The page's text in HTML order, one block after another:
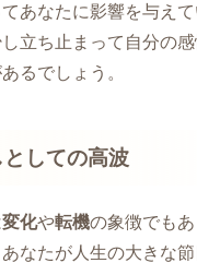
あなたに影響を与え
立ち止まって自分の
るでしょう。
しての高波
変化や転機の象徴でも
なたが人生の大きな